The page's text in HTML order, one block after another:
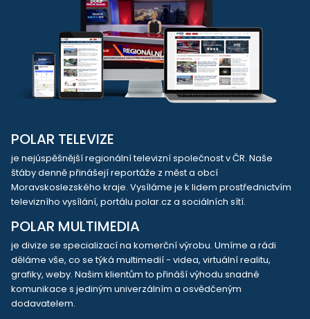
POLAR TELEVIZE
je nejúspěšnější regionální televizní společnost v ČR. Naše
štáby denně přinášejí reportáže z měst a obcí
Moravskoslezského kraje. Vysíláme je k lidem prostřednictvím
televizního vysílání, portálu polar.cz a sociálních sítí.
POLAR MULTIMEDIA
je divize se specializací na komerční výrobu. Umíme a rádi
děláme vše, co se týká multimedií - videa, virtuální realitu,
grafiky, weby. Našim klientům to přináší výhodu snadné
komunikace s jediným univerzálním a osvědčeným
dodavatelem.